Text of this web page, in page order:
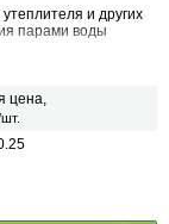
и других
парами воды
цена,